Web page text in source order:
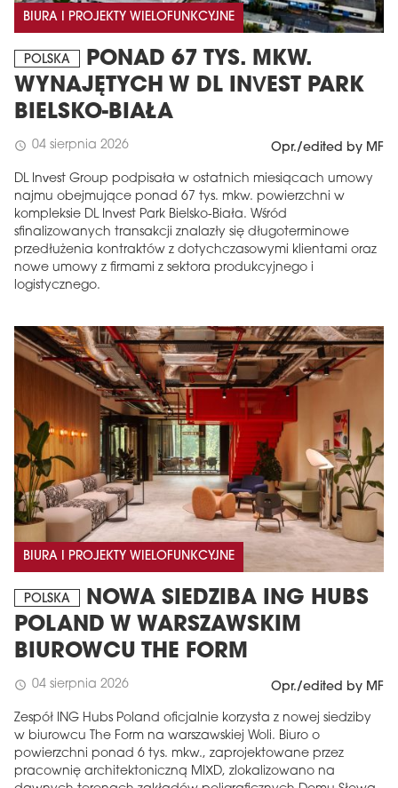
BIURA I PROJEKTY WIELOFUNKCYJNE
POLSKA
PONAD 67 TYS. MKW.
WYNAJĘTYCH W DL INVEST PARK
BIELSKO-BIAŁA
schedule 04 sierpnia 2026 Opr./edited by MF
DL Invest Group podpisała w ostatnich miesiącach umowy
najmu obejmujące ponad 67 tys. mkw. powierzchni w
kompleksie DL Invest Park Bielsko-Biała. Wśród
sfinalizowanych transakcji znalazły się długoterminowe
przedłużenia kontraktów z dotychczasowymi klientami oraz
nowe umowy z firmami z sektora produkcyjnego i
logistycznego.
BIURA I PROJEKTY WIELOFUNKCYJNE
POLSKA
NOWA SIEDZIBA ING HUBS
POLAND W WARSZAWSKIM
BIUROWCU THE FORM
schedule 04 sierpnia 2026 Opr./edited by MF
Zespół ING Hubs Poland oficjalnie korzysta z nowej siedziby
w biurowcu The Form na warszawskiej Woli. Biuro o
powierzchni ponad 6 tys. mkw., zaprojektowane przez
pracownię architektoniczną MIXD, zlokalizowano na